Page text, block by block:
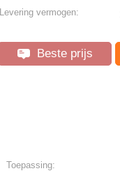
Levering vermogen:
Beste prijs
Toepassing: